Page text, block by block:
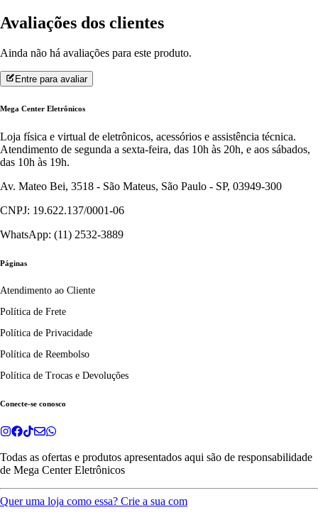
Avaliações dos clientes
Ainda não há avaliações para este produto.
Entre para avaliar
Mega Center Eletrônicos
Loja física e virtual de eletrônicos, acessórios e assistência técnica.
Atendimento de segunda a sexta-feira, das 10h às 20h, e aos sábados,
das 10h às 19h.
Av. Mateo Bei, 3518 - São Mateus, São Paulo - SP, 03949-300
CNPJ: 19.622.137/0001-06
WhatsApp: (11) 2532-3889
Páginas
Atendimento ao Cliente
Política de Frete
Política de Privacidade
Política de Reembolso
Política de Trocas e Devoluções
Conecte-se conosco
Todas as ofertas e produtos apresentados aqui são de responsabilidade
de Mega Center Eletrônicos
Quer uma loja como essa? Crie a sua com